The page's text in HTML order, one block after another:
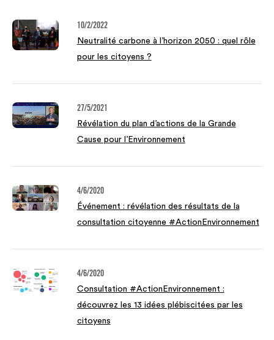
10/2/2022
Neutralité carbone à l’horizon 2050 : quel rôle
pour les citoyens ?
27/5/2021
Révélation du plan d’actions de la Grande
Cause pour l’Environnement
4/6/2020
Événement : révélation des résultats de la
consultation citoyenne #ActionEnvironnement
4/6/2020
Consultation #ActionEnvironnement :
découvrez les 13 idées plébiscitées par les
citoyens